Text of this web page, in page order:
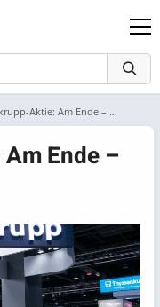
Thyssenkrupp-Aktie: Am Ende – und jetzt?
Ende –